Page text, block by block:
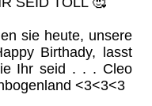
sie heute, unsere
Birthady, lasst
Ihr seid . . . Cleo
<3<3<3